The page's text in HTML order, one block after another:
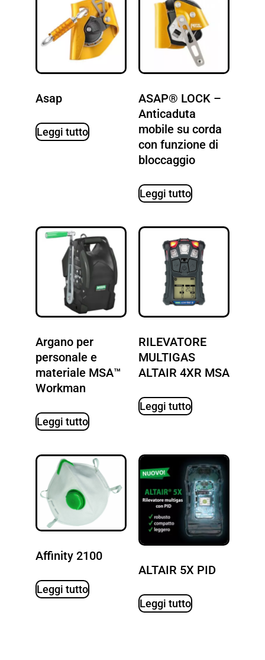
Asap
Leggi tutto
ASAP® LOCK –
Anticaduta
mobile su corda
con funzione di
bloccaggio
Leggi tutto
Argano per
personale e
materiale MSA™
Workman
Leggi tutto
RILEVATORE
MULTIGAS
ALTAIR 4XR MSA
Leggi tutto
Affinity 2100
Leggi tutto
ALTAIR 5X PID
Leggi tutto